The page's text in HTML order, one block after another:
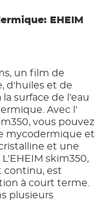
EHEIM
un film de
d'huiles et de
surface de l'eau
Avec l'
vous pouvez
mycodermique et
et une
skim350,
continu, est
à court terme.
plusieurs